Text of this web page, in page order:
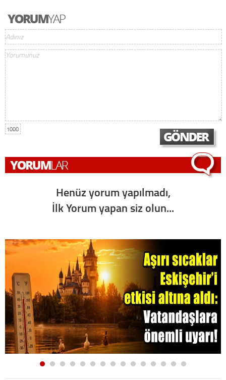
1000
Henüz yorum yapılmadı,
İlk Yorum yapan siz olun...